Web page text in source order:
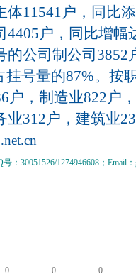
体11541户，同比
户，同比增幅
的公司制公司3852
挂号量的87%。按
户，制造业822户
业312户，建筑业
：30051526/1274946608；Email
0 0 0